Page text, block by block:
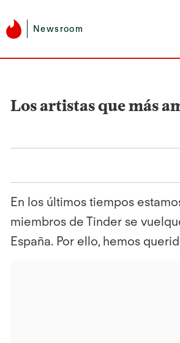
Newsroom
Los artistas que más
En los últimos tiempos
miembros de Tinder se
España. Por ello, hemos